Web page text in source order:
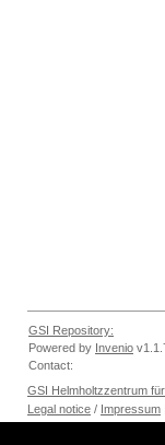
GSI Repository:
Powered by Invenio
Contact:
GSI Helmholtzzentrum
Legal notice / Impressum